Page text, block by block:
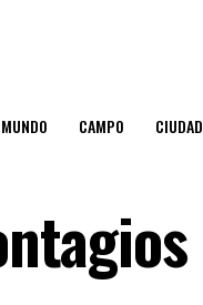
MUNDO CAMPO CIUDAD